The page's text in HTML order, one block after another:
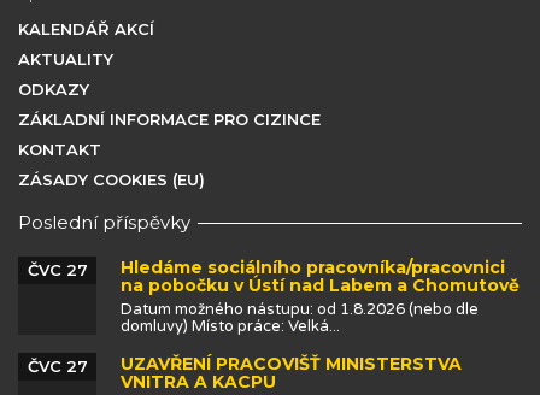
KALENDÁŘ AKCÍ
AKTUALITY
ODKAZY
ZÁKLADNÍ INFORMACE PRO CIZINCE
KONTAKT
ZÁSADY COOKIES (EU)
Poslední příspěvky
Hledáme sociálního pracovníka/pracovnici
na pobočku v Ústí nad Labem a Chomutově
ČVC 27
Datum možného nástupu: od 1.8.2026 (nebo dle
domluvy) Místo práce: Velká...
UZAVŘENÍ PRACOVIŠŤ MINISTERSTVA
VNITRA A KACPU
ČVC 27